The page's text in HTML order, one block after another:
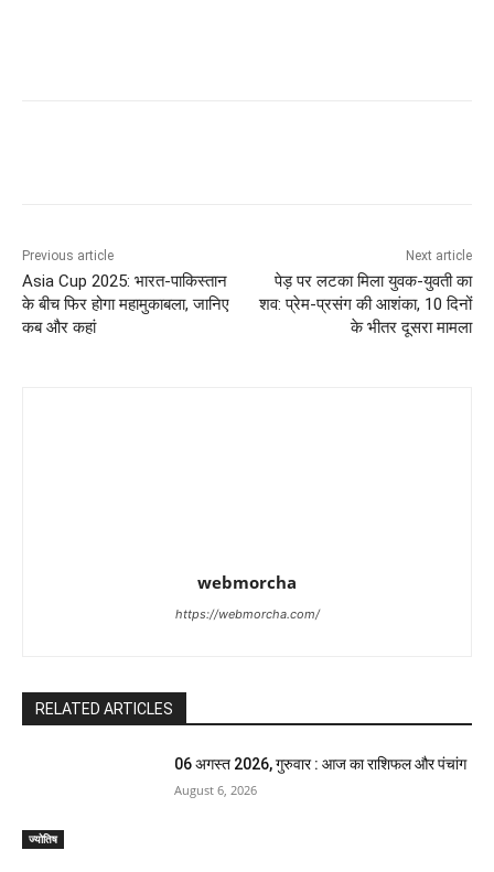
Previous article
Asia Cup 2025: भारत-पाकिस्तान
के बीच फिर होगा महामुकाबला, जानिए
कब और कहां
Next article
पेड़ पर लटका मिला युवक-युवती का
शव: प्रेम-प्रसंग की आशंका, 10 दिनों
के भीतर दूसरा मामला
webmorcha
https://webmorcha.com/
RELATED ARTICLES
ज्योतिष
06 अगस्त 2026, गुरुवार : आज का राशिफल और पंचांग
August 6, 2026